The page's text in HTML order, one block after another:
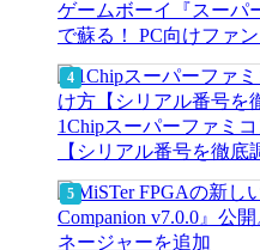
ゲームボーイ『スーパ
で蘇る！ PC向けファ
1Chipスーパーファミ
【シリアル番号を徹底